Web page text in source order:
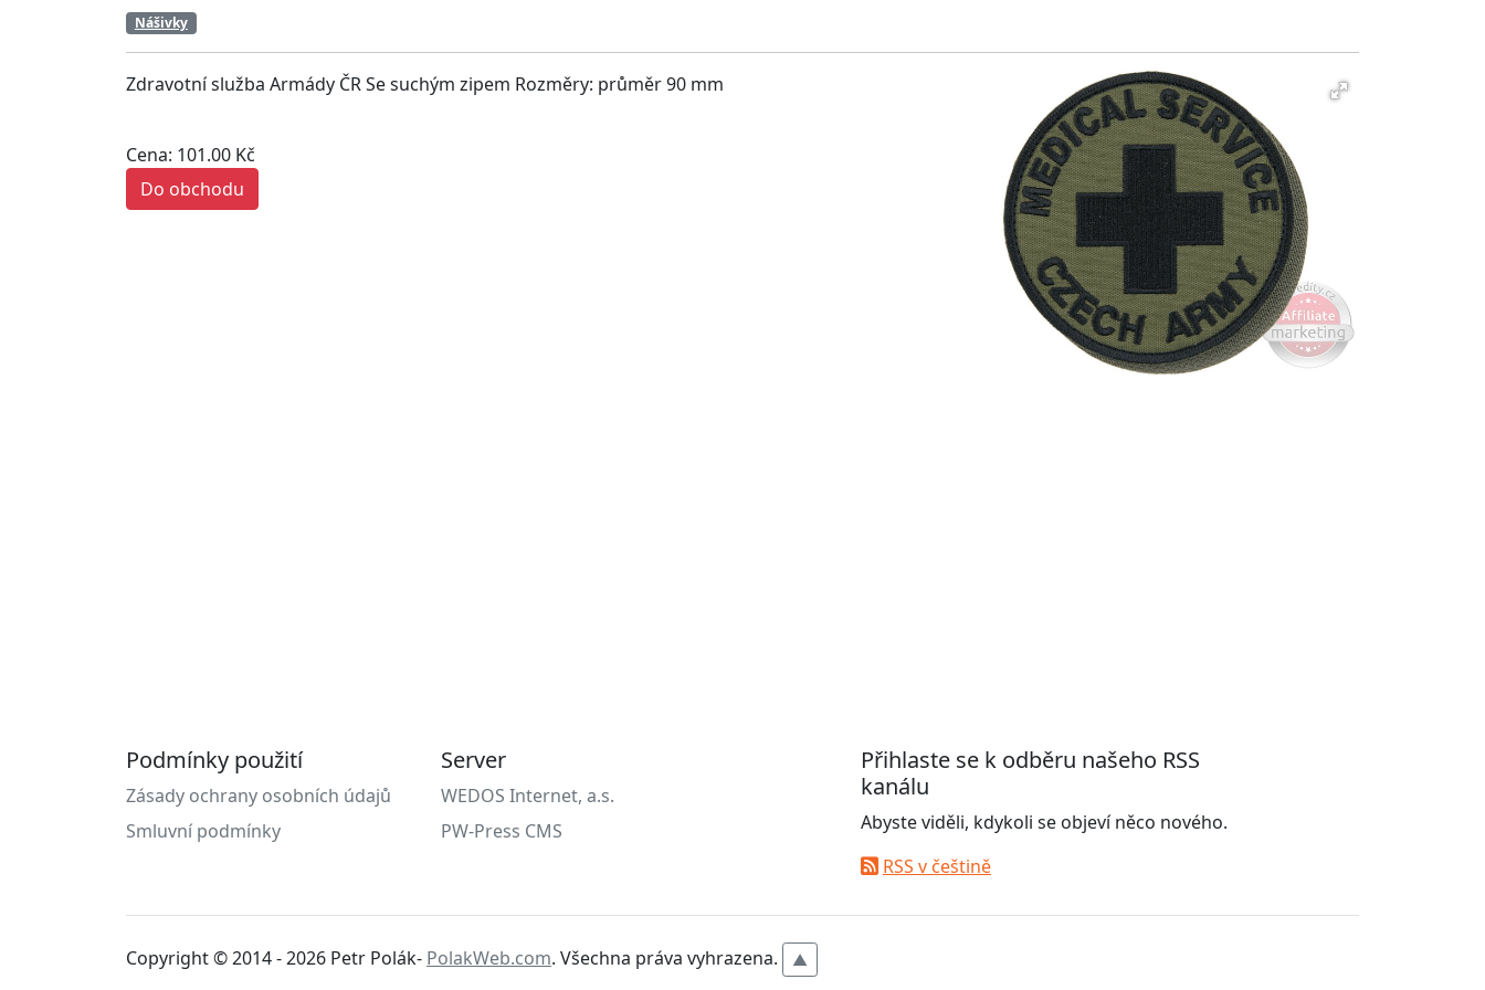
Nášivky
Zdravotní služba Armády ČR Se suchým zipem Rozměry: průměr 90 mm
Cena: 101.00 Kč
Do obchodu
Podmínky použití
Zásady ochrany osobních údajů
Smluvní podmínky
Server
WEDOS Internet, a.s.
PW-Press CMS
Přihlaste se k odběru našeho RSS
kanálu
Abyste viděli, kdykoli se objeví něco nového.
RSS v češtině
Copyright © 2014 - 2026 Petr Polák- PolakWeb.com. Všechna práva vyhrazena. ▲